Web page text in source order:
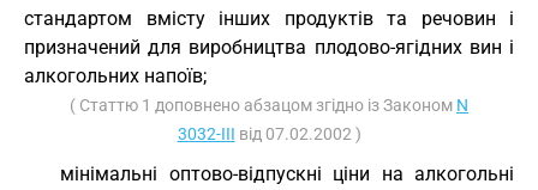
стандартом вмісту інших продуктів та речовин і
призначений для виробництва плодово-ягідних вин і
алкогольних напоїв;
( Статтю 1 доповнено абзацом згідно із Законом N
3032-III від 07.02.2002 )
мінімальні оптово-відпускні ціни на алкогольні